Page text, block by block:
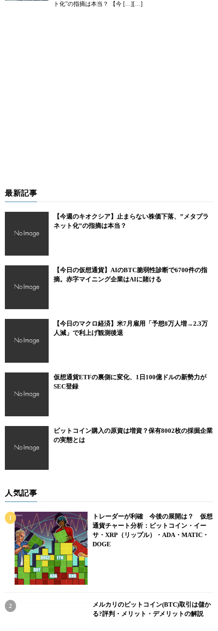
ト化”の指摘は本当？ 【今 […][…]
最新記事
【今週のキオクシア】止まらない株価下落、”メタプラ
ネット化”の指摘は本当？
【今日の仮想通貨】AIのBTC脆弱性診断で6700件の指
摘。赤字マイニング企業はAIに賭ける
【今日のマクロ経済】米7月雇用「予想8万人増→2.3万
人減」で利上げ観測後退
仮想通貨ETFの裏側に変化、1日100億ドルの新勢力が
SEC登録
ビットコイン購入の原資は増資？保有8002枚の採掘企業
の実態とは
人気記事
トレーダーが利確 今後の展開は？ 仮想
通貨チャート分析：ビットコイン・イー
サ・XRP（リップル）・ADA・MATIC・
DOGE
メルカリのビットコイン(BTC)取引は儲か
る?評判・メリット・デメリットの解説